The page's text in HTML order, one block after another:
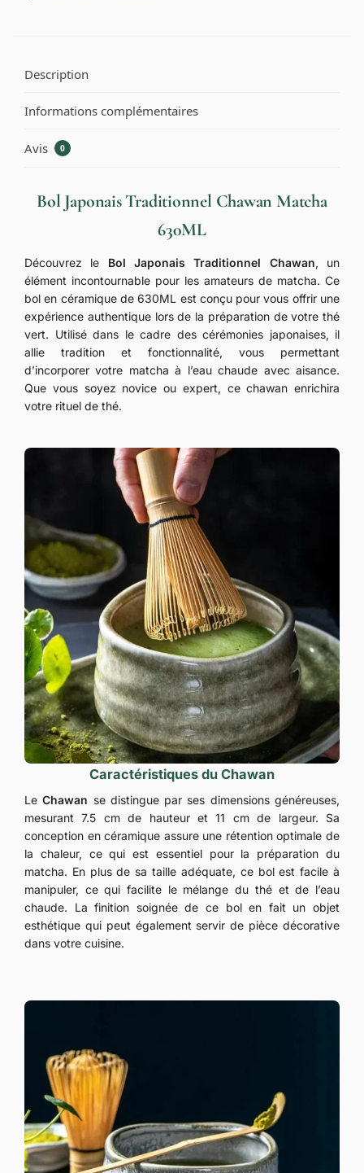
Description
Informations complémentaires
Avis 0
Bol Japonais Traditionnel Chawan Matcha
630ML
Découvrez le Bol Japonais Traditionnel Chawan, un
élément incontournable pour les amateurs de matcha. Ce
bol en céramique de 630ML est conçu pour vous offrir une
expérience authentique lors de la préparation de votre thé
vert. Utilisé dans le cadre des cérémonies japonaises, il
allie tradition et fonctionnalité, vous permettant
d’incorporer votre matcha à l’eau chaude avec aisance.
Que vous soyez novice ou expert, ce chawan enrichira
votre rituel de thé.
Caractéristiques du Chawan
LeChawan se distingue par ses dimensions généreuses,
mesurant 7.5 cm de hauteur et 11 cm de largeur. Sa
conception en céramique assure une rétention optimale de
la chaleur, ce qui est essentiel pour la préparation du
matcha. En plus de sa taille adéquate, ce bol est facile à
manipuler, ce qui facilite le mélange du thé et de l’eau
chaude. La finition soignée de ce bol en fait un objet
esthétique qui peut également servir de pièce décorative
dans votre cuisine.